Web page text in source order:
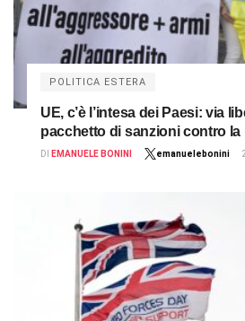
POLITICA ESTERA
UE, c’è l’intesa dei Paesi: via
pacchetto di sanzioni contro la
DI EMANUELE BONINI emanuelebonini